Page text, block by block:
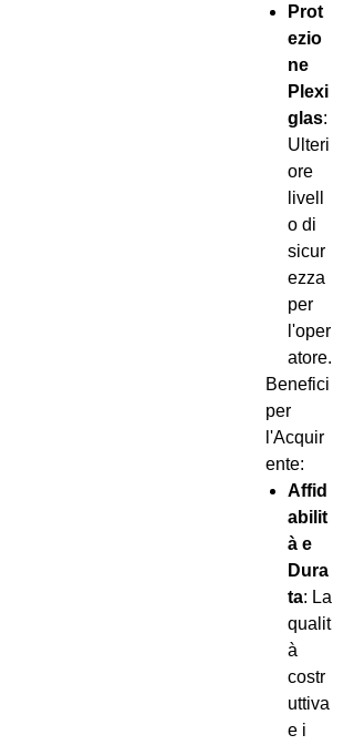
Prot
ezio
ne
Plexi
glas:
Ulteri
ore
livell
o di
sicur
ezza
per
l'oper
atore.
Benefici
per
l'Acquir
ente:
Affid
abilit
à e
Dura
ta: La
qualit
à
costr
uttiva
e i